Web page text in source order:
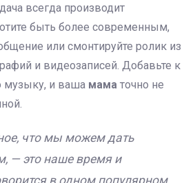
всегда производит
быть более современным,
или смонтируйте ролик из
и видеозаписей. Добавьте к
музыку, и ваша мама точно не
что мы можем дать
— это наше время и
в одном популярном